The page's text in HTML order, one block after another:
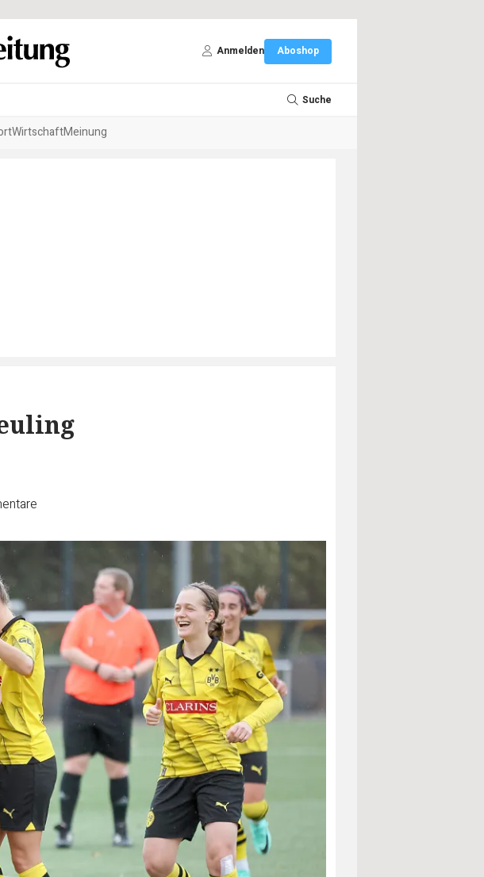
Anmelden Aboshop
Suche
WirtschaftMeinung